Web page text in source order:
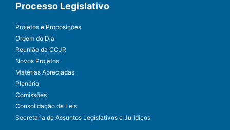
Processo Legislativo
Projetos e Proposições
Ordem do Dia
Reunião da CCJR
Novos Projetos
Matérias Apreciadas
Plenário
Comissões
Consolidação de Leis
Secretaria de Assuntos Legislativos e Jurídicos